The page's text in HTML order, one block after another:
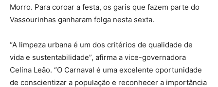
Morro. Para coroar a festa, os garis que fazem parte do
Vassourinhas ganharam folga nesta sexta.
“A limpeza urbana é um dos critérios de qualidade de
vida e sustentabilidade”, afirma a vice-governadora
Celina Leão. “O Carnaval é uma excelente oportunidade
de conscientizar a população e reconhecer a importância